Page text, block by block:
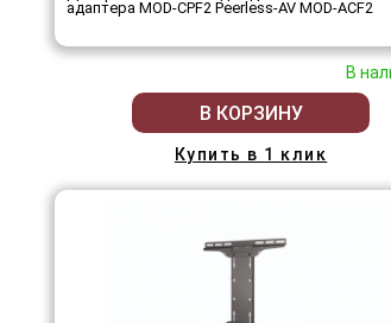
адаптера MOD-CPF2 Peerless-AV MOD-ACF2
В
В КОРЗИНУ
Купить в 1 клик